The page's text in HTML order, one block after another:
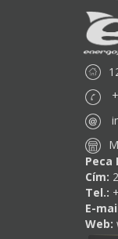
Peca
Cím:
Tel.:
E-
Web: